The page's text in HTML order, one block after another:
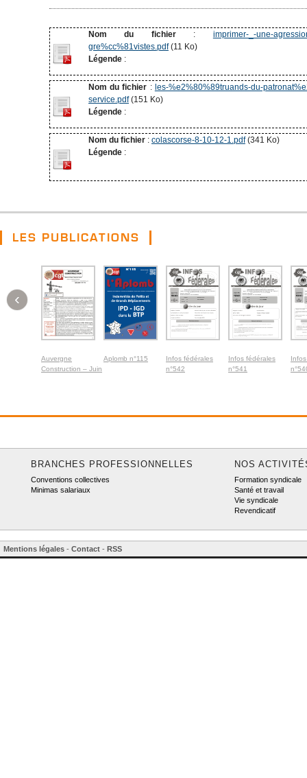
Nom du fichier: imprimer-_-une-
gre%cc%81vistes.pdf(11 Ko)
Légende :
Nom du fichier : les-%e2%80%89truands-du-
service.pdf(151 Ko)
Légende :
Nom du fichier : colascorse-8-10-12-1.pdf(341 Ko)
Légende :
LES PUBLICATIONS
Auvergne
Construction – Juin
Aplomb n°115
Infos fédérales
n°542
Infos fédérales
n°541
‹
BRANCHES PROFESSIONNELLES
Conventions collectives
Minimas salariaux
NOS
Formation syndicale
Santé et travail
Vie syndicale
Revendicatif
Mentions légales - Contact - RSS